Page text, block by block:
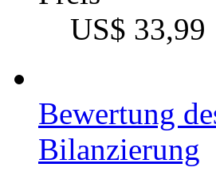
US$ 33,99
Bewertung
Bilanzierung